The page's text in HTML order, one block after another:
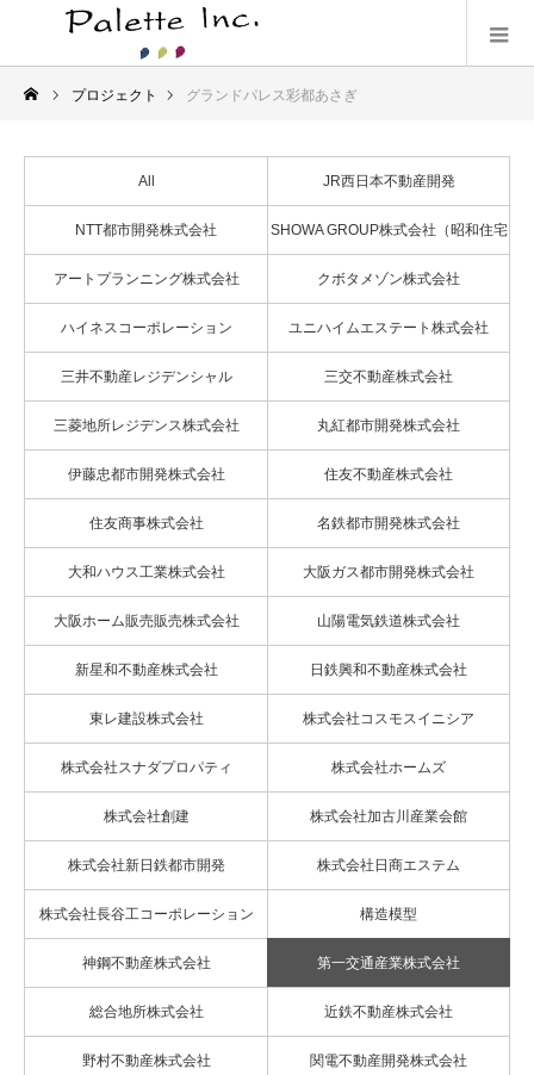
プロジェクト グランドパレス彩都あさぎ
All JR西日本不動産開発
NTT都市開発株式会社 SHOWA GROUP株式会社（昭和住宅
株式会社）
アートプランニング株式会社 クボタメゾン株式会社
ハイネスコーポレーション ユニハイムエステート株式会社
三井不動産レジデンシャル 三交不動産株式会社
三菱地所レジデンス株式会社 丸紅都市開発株式会社
伊藤忠都市開発株式会社 住友不動産株式会社
住友商事株式会社 名鉄都市開発株式会社
大和ハウス工業株式会社 大阪ガス都市開発株式会社
大阪ホーム販売販売株式会社 山陽電気鉄道株式会社
新星和不動産株式会社 日鉄興和不動産株式会社
東レ建設株式会社 株式会社コスモスイニシア
株式会社スナダプロパティ 株式会社ホームズ
株式会社創建 株式会社加古川産業会館
株式会社新日鉄都市開発 株式会社日商エステム
株式会社長谷工コーポレーション 構造模型
神鋼不動産株式会社 第一交通産業株式会社
総合地所株式会社 近鉄不動産株式会社
野村不動産株式会社 関電不動産開発株式会社